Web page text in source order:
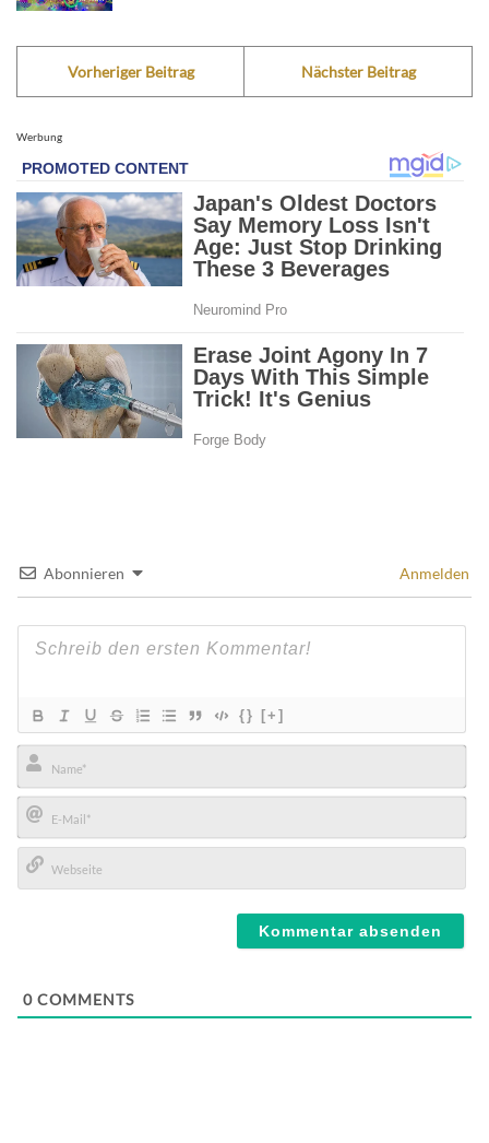
Vorheriger Beitrag Nächster Beitrag
Werbung
Abonnieren Anmelden
{} [+]
Name*
E-
Mail*
0 COMMENTS